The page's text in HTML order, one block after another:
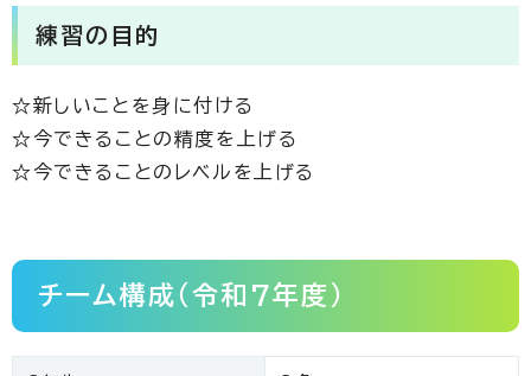
練習の目的
☆新しいことを身に付ける
☆今できることの精度を上げる
☆今できることのレベルを上げる
チーム構成（令和7年度）